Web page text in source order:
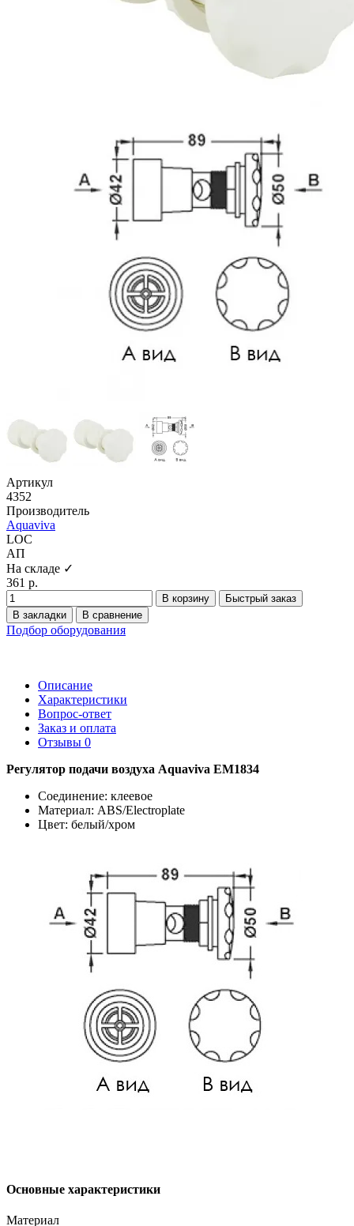
Артикул
4352
Производитель
Aquaviva
LOC
АП
На складе ✓
361 р.
В корзину
Быстрый заказ
В закладки
В сравнение
Подбор оборудования
Описание
Характеристики
Вопрос-ответ
Заказ и оплата
Отзывы 0
Регулятор подачи воздуха Aquaviva EM1834
Соединение: клеевое
Материал: ABS/Electroplate
Цвет: белый/хром
Основные характеристики
Материал